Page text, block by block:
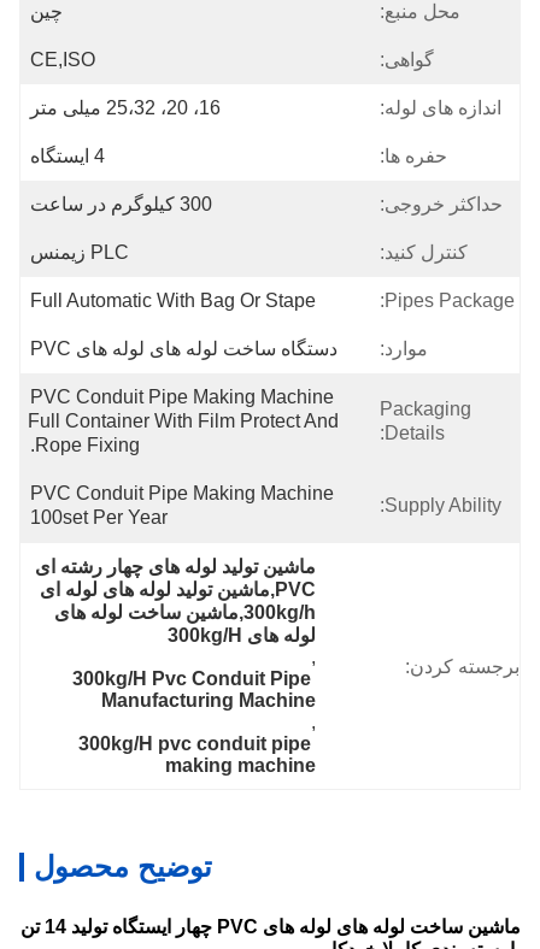
محل منبع: چین
گواهی: CE,ISO
اندازه های لوله: 16، 20، 25،32 میلی متر
حفره ها: 4 ایستگاه
حداکثر خروجی: 300 کیلوگرم در ساعت
کنترل کنید: PLC زیمنس
Pipes Package:
Full Automatic With Bag Or Stape
موارد: دستگاه ساخت لوله های لوله های PVC
Packaging
Details:
PVC Conduit Pipe Making Machine
Full Container With Film Protect And
Rope Fixing.
Supply Ability:
PVC Conduit Pipe Making Machine
100set Per Year
برجسته کردن:
ماشین تولید لوله های چهار رشته ای
PVC,ماشین تولید لوله های لوله ای
300kg/h,ماشین ساخت لوله های
لوله های 300kg/H
,
300kg/H Pvc Conduit Pipe
Manufacturing Machine
,
300kg/H pvc conduit pipe
making machine
توضیح محصول
ماشین ساخت لوله های لوله های PVC چهار ایستگاه تولید 14 تن